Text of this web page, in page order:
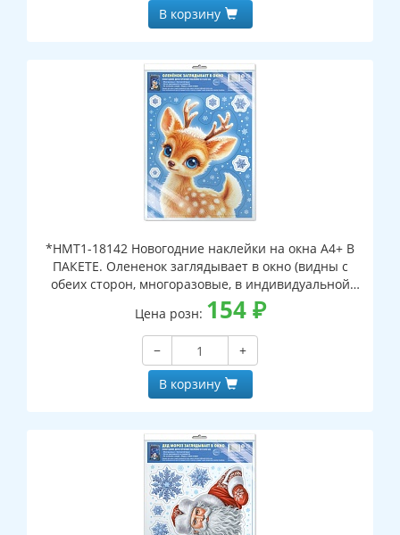
В корзину
*НМТ1-18142 Новогодние наклейки на окна А4+ В
ПАКЕТЕ. Олененок заглядывает в окно (видны с
обеих сторон, многоразовые, в индивидуальной
упаковке, с европодвесом и клеевым клапаном)
Цена розн: 154₽
−
+
В корзину